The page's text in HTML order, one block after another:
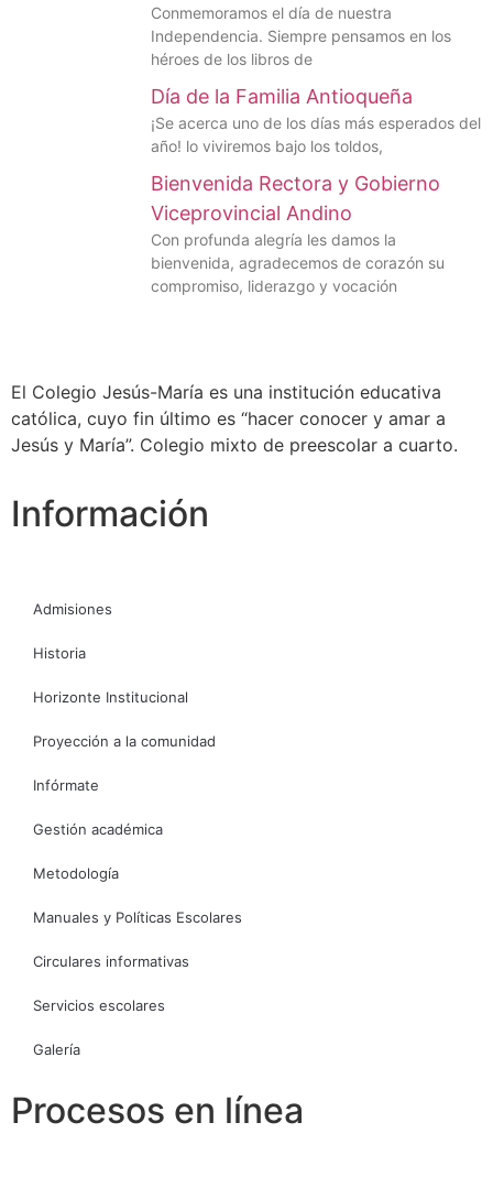
Conmemoramos el día de nuestra
Independencia. Siempre pensamos en los
héroes de los libros de
Día de la Familia Antioqueña
¡Se acerca uno de los días más esperados del
año! lo viviremos bajo los toldos,
Bienvenida Rectora y Gobierno
Viceprovincial Andino
Con profunda alegría les damos la
bienvenida, agradecemos de corazón su
compromiso, liderazgo y vocación
El Colegio Jesús-María es una institución educativa
católica, cuyo fin último es “hacer conocer y amar a
Jesús y María”. Colegio mixto de preescolar a cuarto.
Información
Admisiones
Historia
Horizonte Institucional
Proyección a la comunidad
Infórmate
Gestión académica
Metodología
Manuales y Políticas Escolares
Circulares informativas
Servicios escolares
Galería
Procesos en línea